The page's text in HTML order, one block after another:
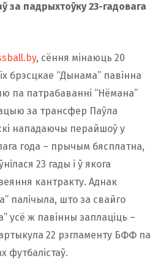
за падрыхтоўку 23-гадовага
, сёння мінаюць 20
брэсцкае “Дынама” павінна
па патрабаванні “Нёмана”
за трансфер Паўла
нападаючы перайшоў у
года – прычым бясплатна,
23 гады і ў якога
кантракту. Аднак
палічыла, што за свайго
усё ж павінны заплаціць –
22 рэгламенту БФФ па
футбалістаў.